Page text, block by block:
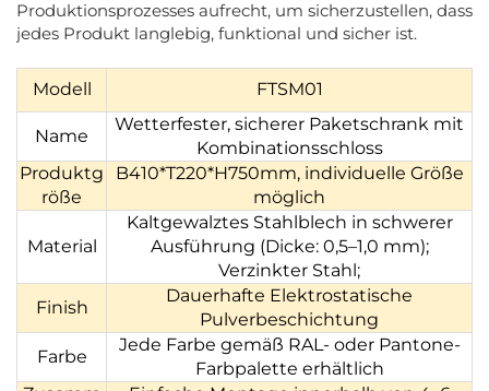
Produktionsprozesses aufrecht, um sicherzustellen, dass
jedes Produkt langlebig, funktional und sicher ist.
Modell FTSM01
Name
Wetterfester, sicherer Paketschrank mit
Kombinationsschloss
Produktg
röße
B410*T220*H750mm, individuelle Größe
möglich
Material
Kaltgewalztes Stahlblech in schwerer
Ausführung (Dicke: 0,5–1,0 mm);
Verzinkter Stahl;
Finish
Dauerhafte Elektrostatische
Pulverbeschichtung
Farbe
Jede Farbe gemäß RAL- oder Pantone-
Farbpalette erhältlich